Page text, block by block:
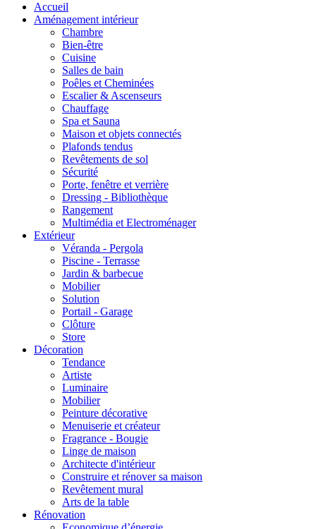
Accueil
Aménagement intérieur
Chambre
Bien-être
Cuisine
Salles de bain
Poêles et Cheminées
Escalier & Ascenseurs
Chauffage
Spa et Sauna
Maison et objets connectés
Plafonds tendus
Revêtements de sol
Sécurité
Porte, fenêtre et verrière
Dressing - Bibliothèque
Rangement
Multimédia et Electroménager
Extérieur
Véranda - Pergola
Piscine - Terrasse
Jardin & barbecue
Mobilier
Solution
Portail - Garage
Clôture
Store
Décoration
Tendance
Artiste
Luminaire
Mobilier
Peinture décorative
Menuiserie et créateur
Fragrance - Bougie
Linge de maison
Architecte d'intérieur
Construire et rénover sa maison
Revêtement mural
Arts de la table
Rénovation